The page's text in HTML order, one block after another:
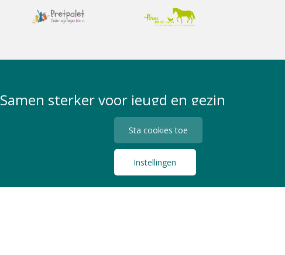
Samen sterker voor jeugd en gezin
Privacy Statement Algemene Voorwaarden
Sta cookies toe
Instellingen